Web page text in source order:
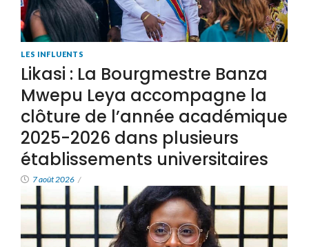
LES INFLUENTS
Likasi : La Bourgmestre Banza
Mwepu Leya accompagne la
clôture de l’année académique
2025-2026 dans plusieurs
établissements universitaires
7 août 2026 /